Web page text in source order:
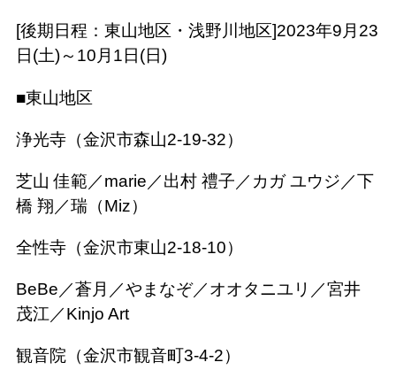
​[後期日程：東山地区・浅野川地区]2023年9月23
日(土)～10月1日(日)
■東山地区
浄光寺（金沢市森山2-19-32）
芝山 佳範／marie／出村 禮子／カガ ユウジ／下
橋 翔／瑞（Miz）
全性寺（金沢市東山2-18-10）
BeBe／蒼月／やまなぞ／オオタニユリ／宮井
茂江／Kinjo Art
観音院（金沢市観音町3-4-2）